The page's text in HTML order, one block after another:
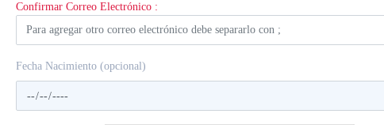
Confirmar Correo Electrónico :
Fecha Nacimiento (opcional)